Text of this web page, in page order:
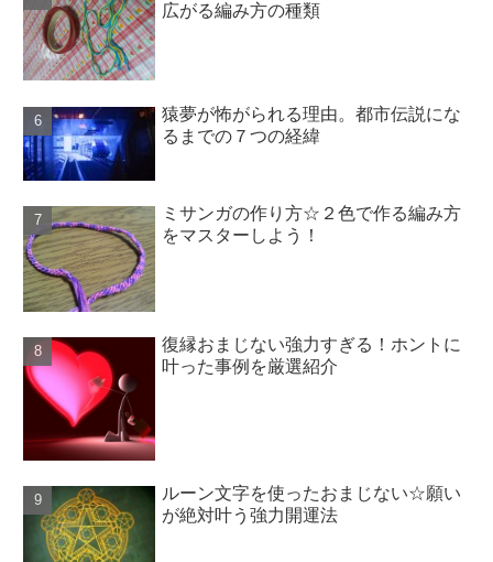
広がる編み方の種類
猿夢が怖がられる理由。都市伝説にな
るまでの７つの経緯
ミサンガの作り方☆２色で作る編み方
をマスターしよう！
復縁おまじない強力すぎる！ホントに
叶った事例を厳選紹介
ルーン文字を使ったおまじない☆願い
が絶対叶う強力開運法